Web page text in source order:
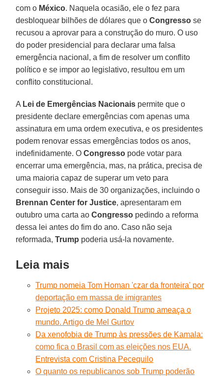
com o México. Naquela ocasião, ele o fez para
desbloquear bilhões de dólares que oCongresso se
recusou a aprovar para a construção do muro. O uso
do poder presidencial para declarar uma falsa
emergência nacional, a fim de resolver um conflito
político e se impor ao legislativo, resultou em um
conflito constitucional.
A Lei de Emergências Nacionais permite que o
presidente declare emergências com apenas uma
assinatura em uma ordem executiva, e os presidentes
podem renovar essas emergências todos os anos,
indefinidamente. OCongresso pode votar para
encerrar uma emergência, mas, na prática, precisa de
uma maioria capaz de superar um veto para
conseguir isso. Mais de 30 organizações, incluindo o
Brennan Center for Justice, apresentaram em
outubro uma carta aoCongresso pedindo a reforma
dessa lei antes do fim do ano. Caso não seja
reformada,Trump poderia usá-la novamente.
Leia mais
Trump nomeia Tom Homan 'czar da fronteira' por
deportação em massa de imigrantes
Projeto 2025: como Donald Trump ameaça o
mundo. Artigo de Mel Gurtov
Da xenofobia de Trump às pressões de Kamala:
como fica o Brasil com as eleições nos EUA.
Entrevista com Cristina Pecequilo
O quanto os republicanos sob Trump poderão